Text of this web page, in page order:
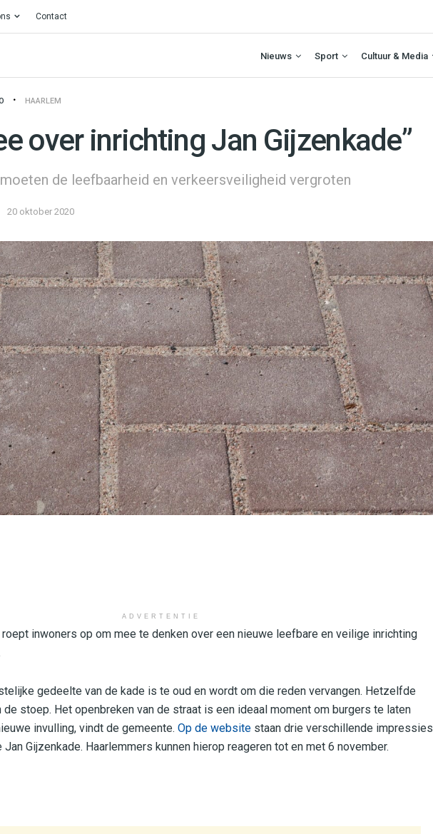
Contact
Nieuws Sport Cultuur & Media
HAARLEM
over inrichting Jan Gijzenkade”
de leefbaarheid en verkeersveiligheid vergroten
20 oktober 2020
ADVERTENTIE
inwoners op om mee te denken over een nieuwe leefbare en veilige inrichting
gedeelte van de kade is te oud en wordt om die reden vervangen. Hetzelfde
stoep. Het openbreken van de straat is een ideaal moment om burgers te laten
invulling, vindt de gemeente. Op de website staan drie verschillende impressies
Jan Gijzenkade. Haarlemmers kunnen hierop reageren tot en met 6 november.